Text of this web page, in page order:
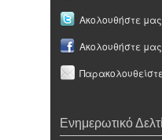
Ακολουθήστε
Ακολουθήστε
Ενημερωτικό